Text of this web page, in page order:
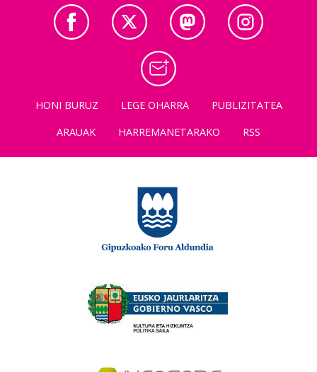
HONI BURUZ LEGE OHARRA
PUBLIZITATEA
ARAUAK
HARREMANETARAKO RSS